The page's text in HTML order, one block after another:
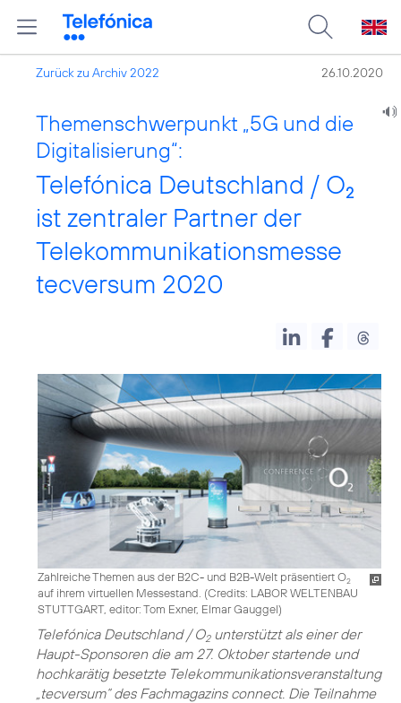
Zurück zu Archiv 2022 26.10.2020
Themenschwerpunkt „5G und die
Digitalisierung“:
Telefónica Deutschland / O2
ist zentraler Partner der
Telekommunikationsmesse
tecversum 2020
Zahlreiche Themen aus der B2C- und B2B-Welt präsentiert O2
auf ihrem virtuellen Messestand. (Credits: LABOR WELTENBAU
STUTTGART, editor: Tom Exner, Elmar Gauggel)
Telefónica Deutschland / O2unterstützt als einer der
Haupt-Sponsoren die am 27. Oktober startende und
hochkarätig besetzte Telekommunikations­veranstaltung
„tecversum“ des Fachmagazins connect. Die Teilnahme